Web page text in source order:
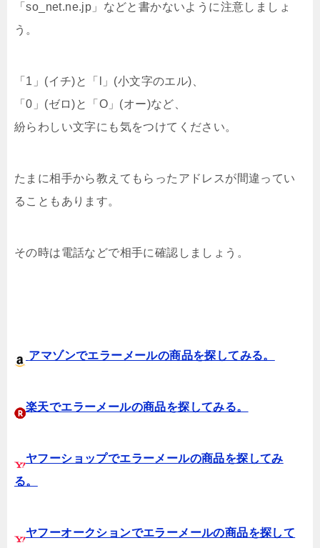
「so_net.ne.jp」などと書かないように注意しましょ
う。
「1」(イチ)と「l」(小文字のエル)、
「0」(ゼロ)と「O」(オー)など、
紛らわしい文字にも気をつけてください。
たまに相手から教えてもらったアドレスが間違ってい
ることもあります。
その時は電話などで相手に確認しましょう。
アマゾンでエラーメールの商品を探してみる。
楽天でエラーメールの商品を探してみる。
ヤフーショップでエラーメールの商品を探してみ
る。
ヤフーオークションでエラーメールの商品を探して